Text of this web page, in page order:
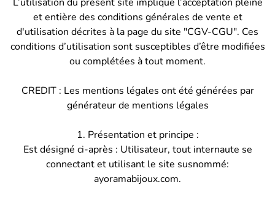
L’utilisation du présent site implique l’acceptation pleine
et entière des conditions générales de vente et
d'utilisation décrites à la page du site "CGV-CGU". Ces
conditions d’utilisation sont susceptibles d’être modifiées
ou complétées à tout moment.
CREDIT : Les mentions légales ont été générées par
générateur de mentions légales
1. Présentation et principe :
Est désigné ci-après : Utilisateur, tout internaute se
connectant et utilisant le site susnommé:
ayoramabijoux.com.